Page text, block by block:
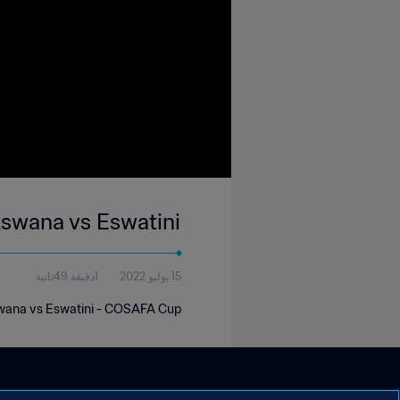
vs Eswatini
15 يوليو 2022 1دقيقة 49ثانية
vs Eswatini - COSAFA Cup